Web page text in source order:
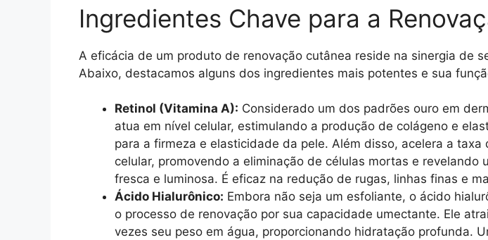
Ingredientes Chave para a
A eficácia de um produto de renovação cutânea reside na sinergia de
Abaixo, destacamos alguns dos ingredientes mais potentes e sua
Retinol (Vitamina A): Considerado um dos padrões ouro em
atua em nível celular, estimulando a produção de colágeno e
para a firmeza e elasticidade da pele. Além disso, acelera a taxa
celular, promovendo a eliminação de células mortas e revelando
fresca e luminosa. É eficaz na redução de rugas, linhas finas e
Ácido Hialurônico: Embora não seja um esfoliante, o ácido
o processo de renovação por sua capacidade umectante. Ele
vezes seu peso em água, proporcionando hidratação profunda.